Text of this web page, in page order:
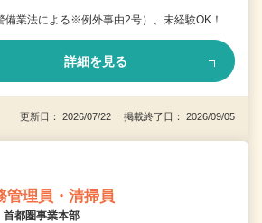
備業法による※例外事由2号）、未経験OK！
詳細を見る
更新日： 2026/07/22 掲載終了日： 2026/09/05
管理員・清掃員
都圏事業本部